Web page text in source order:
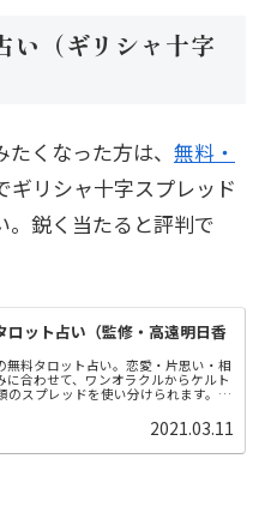
い（ギリシャ十字
くなった方は、 無料・
ギリシャ十字スプレッド
。鋭く当たると評判で
ロット占い（監修・高遠明日香
無料タロット占い。恋愛・片思い・相
に合わせて、ワンオラクルからケルト
のスプレッドを使い分けられます。プ
カードの結果はJSONで書き出せて、
・ClaudeでのAI+JSON占い（AIタ
もそのまま使えます。
2021.03.11